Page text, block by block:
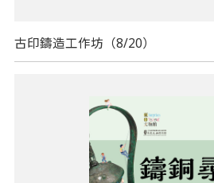
古印鑄造工作坊（8/20）